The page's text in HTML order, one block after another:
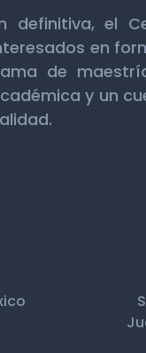
definitiva, el
en
de
y un